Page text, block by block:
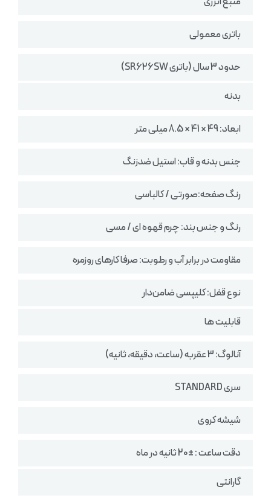
باتری معمولی
حدود 3 سال (باتری SR626SW)
بدنه
ابعاد: 49 × 41 × 8.5 میلی متر
جنس بدنه و قاب: استیل ضدزنگ
رنگ صفحه:صورتی / کالباسی
رنگ و جنس بند: چرم قهوه ای / مسی
مقاومت در برابر آب و رطوبت: صرفا کارهای روزمره
نوع قفل: کلیپسی ضامن‌دار
قابلیت ها
آنالوگ: 3 عقربه (ساعت، دقیقه، ثانیه)
سری STANDARD
شیشه کروی
دقت ساعت : ±20 ثانیه در ماه
گارانتی